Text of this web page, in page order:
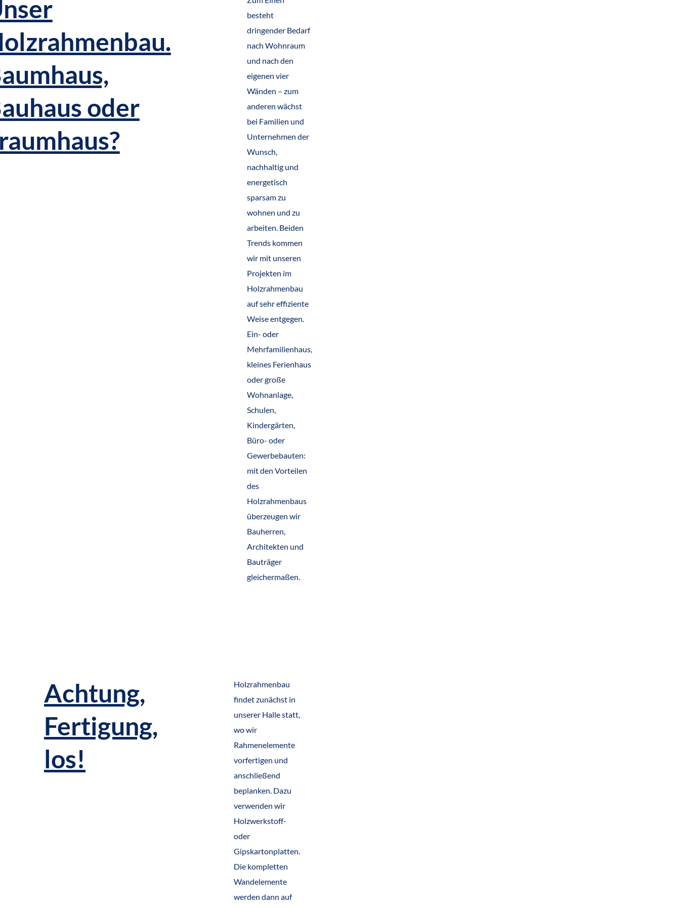
.
oder
besteht
dringender Bedarf
nach Wohnraum
und nach den
eigenen vier
Wänden – zum
anderen wächst
bei Familien und
Unternehmen der
Wunsch,
nachhaltig und
energetisch
sparsam zu
wohnen und zu
arbeiten. Beiden
Trends kommen
wir mit unseren
Projekten im
Holzrahmenbau
auf sehr effiziente
Weise entgegen.
Ein- oder
Mehrfamilienhaus,
kleines Ferienhaus
oder große
Wohnanlage,
Schulen,
Kindergärten,
Büro- oder
Gewerbebauten:
mit den Vorteilen
des
Holzrahmenbaus
überzeugen wir
Bauherren,
Architekten und
Bauträger
gleichermaßen.
Achtung,
Fertigung,
los!
Holzrahmenbau
findet zunächst in
unserer Halle statt,
wo wir
Rahmenelemente
vorfertigen und
anschließend
beplanken. Dazu
verwenden wir
Holzwerkstoff-
oder
Gipskartonplatten.
Die kompletten
Wandelemente
werden dann auf